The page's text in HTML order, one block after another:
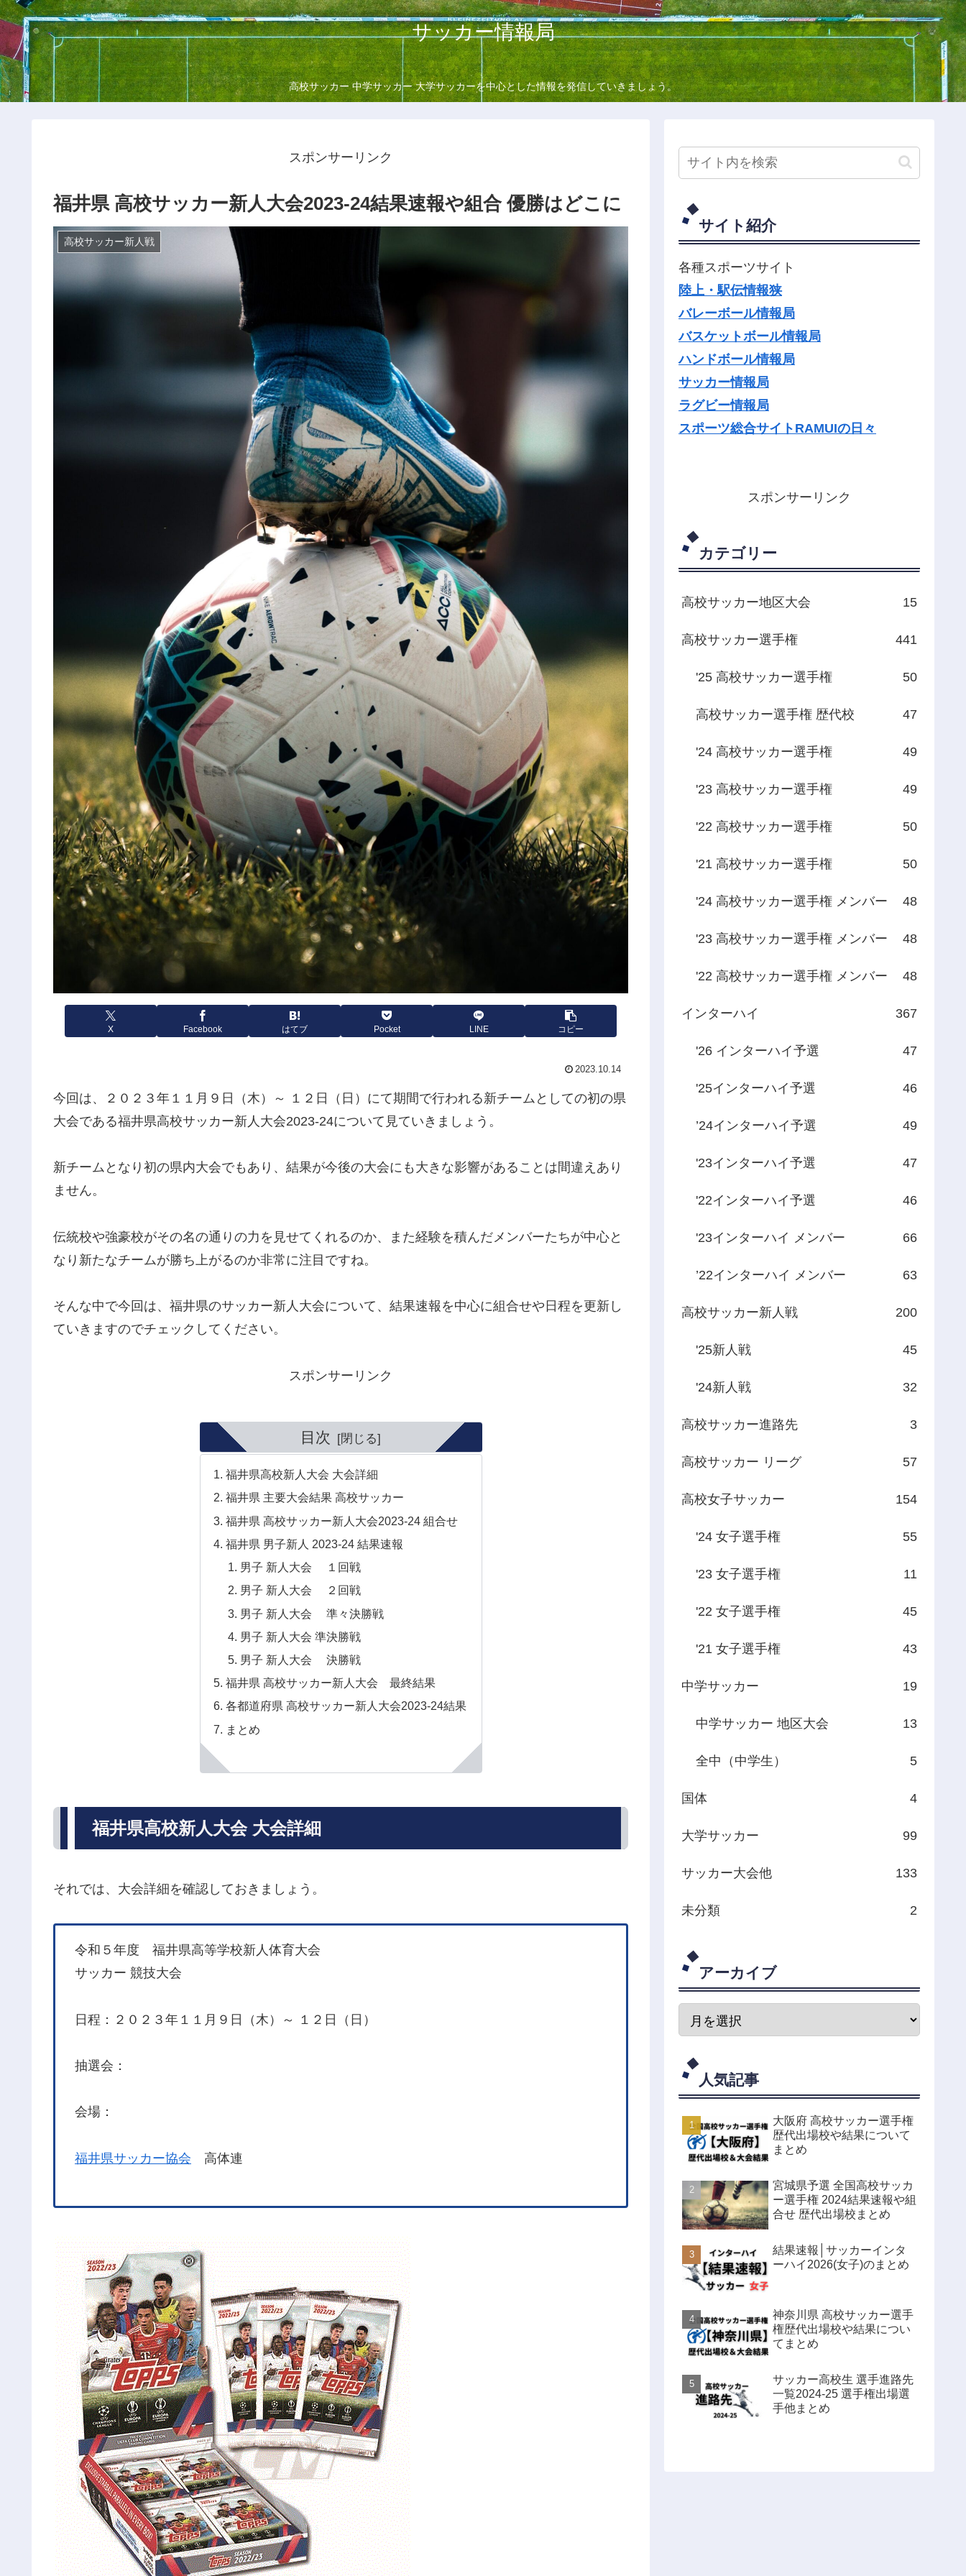
サッカー情報局
高校サッカー 中学サッカー 大学サッカーを中心とした情報を発信していきましょう。
スポンサーリンク
福井県 高校サッカー新人大会2023-24結果速報や組合 優勝はどこに
高校サッカー新人戦
X Facebook はてブ Pocket LINE コピー
2023.10.14
今回は、２０２３年１１月９日（木）～ １２日（日）にて期間で行われる新チームとしての初の県
大会である福井県高校サッカー新人大会2023-24について見ていきましょう。
新チームとなり初の県内大会でもあり、結果が今後の大会にも大きな影響があることは間違えあり
ません。
伝統校や強豪校がその名の通りの力を見せてくれるのか、また経験を積んだメンバーたちが中心と
なり新たなチームが勝ち上がるのか非常に注目ですね。
そんな中で今回は、福井県のサッカー新人大会について、結果速報を中心に組合せや日程を更新し
ていきますのでチェックしてください。
スポンサーリンク
目次
福井県高校新人大会 大会詳細
福井県 主要大会結果 高校サッカー
福井県 高校サッカー新人大会2023-24 組合せ
福井県 男子新人 2023-24 結果速報
男子 新人大会 １回戦
男子 新人大会 ２回戦
男子 新人大会 準々決勝戦
男子 新人大会 準決勝戦
男子 新人大会 決勝戦
福井県 高校サッカー新人大会 最終結果
各都道府県 高校サッカー新人大会2023-24結果
まとめ
福井県高校新人大会 大会詳細
それでは、大会詳細を確認しておきましょう。
令和５年度 福井県高等学校新人体育大会
サッカー 競技大会
日程：２０２３年１１月９日（木）～ １２日（日）
抽選会：
会場：
福井県サッカー協会 高体連
サイト紹介
各種スポーツサイト
陸上・駅伝情報狭
バレーボール情報局
バスケットボール情報局
ハンドボール情報局
サッカー情報局
ラグビー情報局
スポーツ総合サイトRAMUIの日々
スポンサーリンク
カテゴリー
高校サッカー地区大会 15
高校サッカー選手権 441
'25 高校サッカー選手権 50
高校サッカー選手権 歴代校 47
'24 高校サッカー選手権 49
'23 高校サッカー選手権 49
'22 高校サッカー選手権 50
'21 高校サッカー選手権 50
'24 高校サッカー選手権 メンバー 48
'23 高校サッカー選手権 メンバー 48
'22 高校サッカー選手権 メンバー 48
インターハイ 367
'26 インターハイ予選 47
'25インターハイ予選 46
’24インターハイ予選 49
'23インターハイ予選 47
'22インターハイ予選 46
'23インターハイ メンバー 66
’22インターハイ メンバー 63
高校サッカー新人戦 200
'25新人戦 45
'24新人戦 32
高校サッカー進路先 3
高校サッカー リーグ 57
高校女子サッカー 154
'24 女子選手権 55
'23 女子選手権 11
'22 女子選手権 45
'21 女子選手権 43
中学サッカー 19
中学サッカー 地区大会 13
全中（中学生） 5
国体 4
大学サッカー 99
サッカー大会他 133
未分類 2
アーカイブ
人気記事
大阪府 高校サッカー選手権
歴代出場校や結果について
まとめ
宮城県予選 全国高校サッカ
ー選手権 2024結果速報や組
合せ 歴代出場校まとめ
結果速報│サッカーインタ
ーハイ2026(女子)のまとめ
神奈川県 高校サッカー選手
権歴代出場校や結果につい
てまとめ
サッカー高校生 選手進路先
一覧2024-25 選手権出場選
手他まとめ